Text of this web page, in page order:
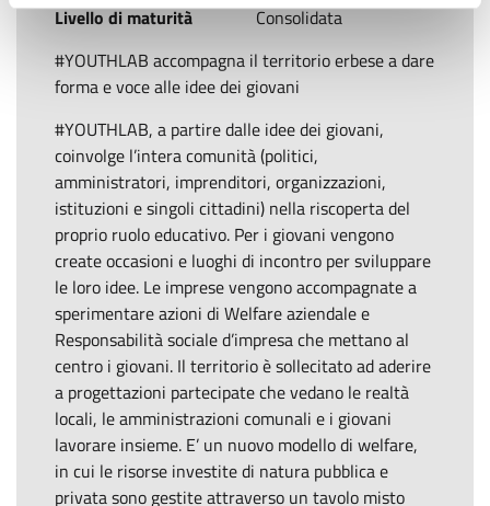
Livello di maturità
Consolidata
#YOUTHLAB accompagna il territorio erbese a dare
forma e voce alle idee dei giovani
#YOUTHLAB, a partire dalle idee dei giovani,
coinvolge l’intera comunità (politici,
amministratori, imprenditori, organizzazioni,
istituzioni e singoli cittadini) nella riscoperta del
proprio ruolo educativo. Per i giovani vengono
create occasioni e luoghi di incontro per sviluppare
le loro idee. Le imprese vengono accompagnate a
sperimentare azioni di Welfare aziendale e
Responsabilità sociale d’impresa che mettano al
centro i giovani. Il territorio è sollecitato ad aderire
a progettazioni partecipate che vedano le realtà
locali, le amministrazioni comunali e i giovani
lavorare insieme. E’ un nuovo modello di welfare,
in cui le risorse investite di natura pubblica e
privata sono gestite attraverso un tavolo misto